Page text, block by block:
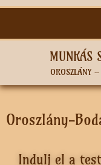
MUNKÁS
OROSZLÁNY
Oroszlány-
Indulj el a